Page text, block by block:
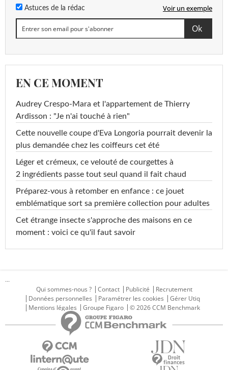
Astuces de la rédac Voir un exemple
EN CE MOMENT
Audrey Crespo-Mara et l'appartement de Thierry
Ardisson : "Je n'ai touché à rien"
Cette nouvelle coupe d'Eva Longoria pourrait devenir la
plus demandée chez les coiffeurs cet été
Léger et crémeux, ce velouté de courgettes à
2 ingrédients passe tout seul quand il fait chaud
Préparez-vous à retomber en enfance : ce jouet
emblématique sort sa première collection pour adultes
Cet étrange insecte s'approche des maisons en ce
moment : voici ce qu'il faut savoir
...
Qui sommes-nous ?
Contact Publicité
Recrutement
Données personnelles
Paramétrer les cookies
Gérer Utiq
Mentions légales
Groupe Figaro © 2026 CCM Benchmark